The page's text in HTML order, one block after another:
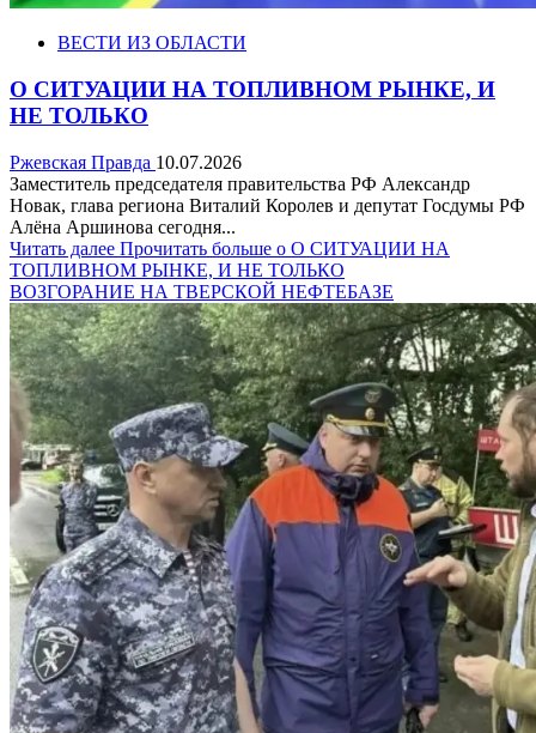
ВЕСТИ ИЗ ОБЛАСТИ
О СИТУАЦИИ НА ТОПЛИВНОМ РЫНКЕ, И
НЕ ТОЛЬКО
Ржевская Правда 10.07.2026
Заместитель председателя правительства РФ Александр
Новак, глава региона Виталий Королев и депутат Госдумы РФ
Алёна Аршинова сегодня...
Читать далее Прочитать больше о О СИТУАЦИИ НА
ТОПЛИВНОМ РЫНКЕ, И НЕ ТОЛЬКО
ВОЗГОРАНИЕ НА ТВЕРСКОЙ НЕФТЕБАЗЕ